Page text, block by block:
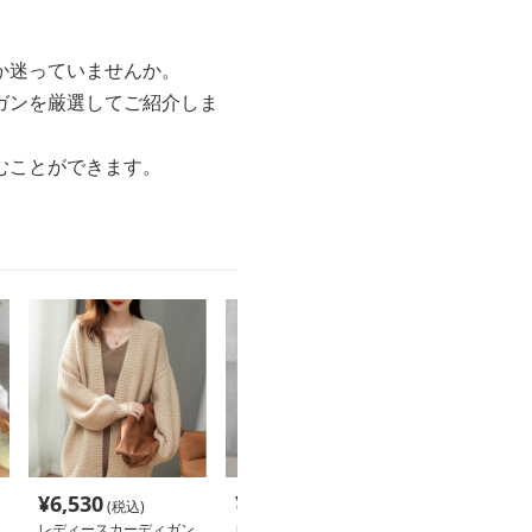
っていませんか。
を厳選してご紹介しま
とができます。
¥6,530(税込)
¥